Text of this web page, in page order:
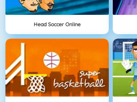
Head Soccer Online